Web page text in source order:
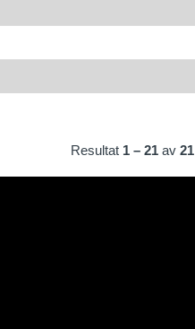
Resultat 1 – 21 av 21